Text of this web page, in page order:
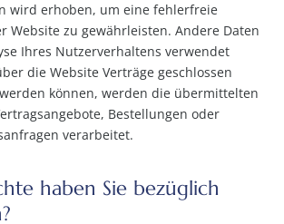
wird erhoben, um eine fehlerfreie
Website zu gewährleisten. Andere Daten
Ihres Nutzerverhaltens verwendet
die Website Verträge geschlossen
können, werden die übermittelten
Bestellungen oder
verarbeitet.
haben Sie bezüglich